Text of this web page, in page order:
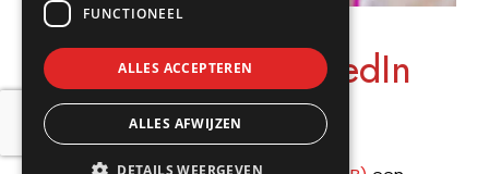
Beginnen met LinkedIn
marketing.
FUNCTIONEEL
ALLES ACCEPTEREN
ALLES AFWIJZEN
DETAILS WEERGEVEN